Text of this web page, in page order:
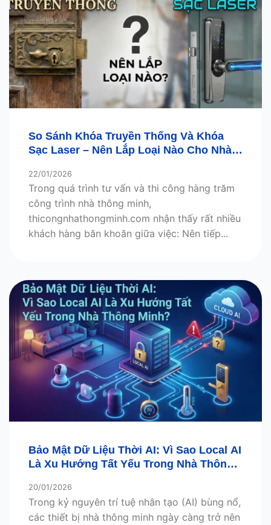
So Sánh Khóa Truyền Thống Và Khóa
Sạc Laser – Nên Lắp Loại Nào Cho Nhà
22/01/2026
Trong quá trình tư vấn và thi công hàng trăm
công trình nhà thông minh,
thicongnhathongminh.com nhận thấy rất nhiều
khách hàng băn khoăn giữa việc: Nên tiếp...
Bảo Mật Dữ Liệu Thời AI: Vì Sao Local AI
Là Xu Hướng Tất Yếu Trong Nhà Thông
20/01/2026
Trong kỷ nguyên trí tuệ nhân tạo (AI) bùng nổ,
các thiết bị nhà thông minh ngày càng trở nên